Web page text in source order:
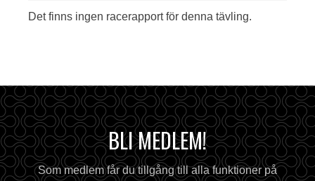
Det finns ingen racerapport för denna tävling.
BLI MEDLEM!
Som medlem får du tillgång till alla funktioner på